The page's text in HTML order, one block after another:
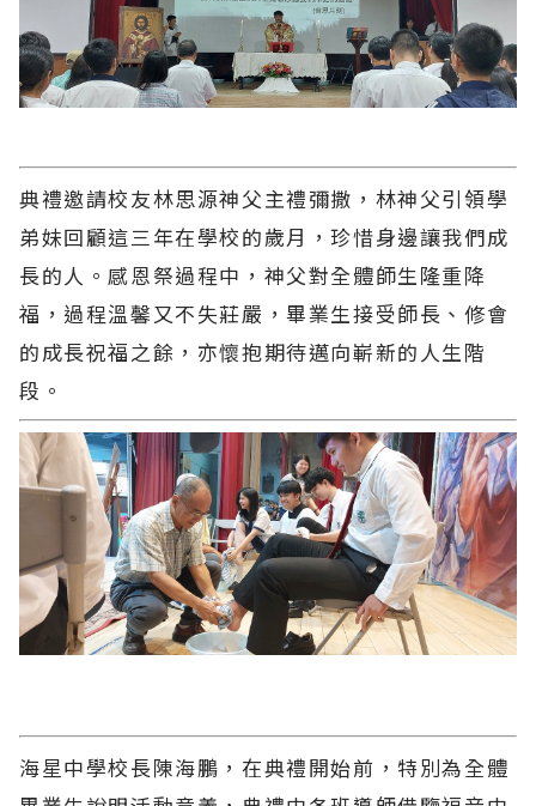
典禮邀請校友林思源神父主禮彌撒，林神父引領學
弟妹回顧這三年在學校的歲月，珍惜身邊讓我們成
長的人。感恩祭過程中，神父對全體師生隆重降
福，過程溫馨又不失莊嚴，畢業生接受師長、修會
的成長祝福之餘，亦懷抱期待邁向嶄新的人生階
段。
海星中學校長陳海鵬，在典禮開始前，特別為全體